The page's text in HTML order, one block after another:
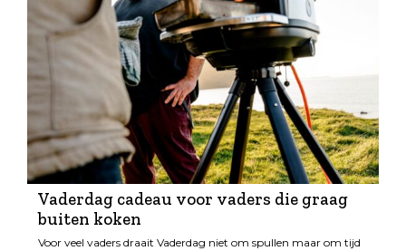
Vaderdag cadeau voor vaders die graag
buiten koken
Voor veel vaders draait Vaderdag niet om spullen maar om tijd